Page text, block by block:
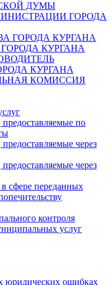
ДУМЫ
ГОРОДА
ГОРОДА КУРГАНА
КУРГАНА
КУРГАНА
КОМИССИЯ
по
через
через
сфере переданных
контроля
услуг
юридических ошибках